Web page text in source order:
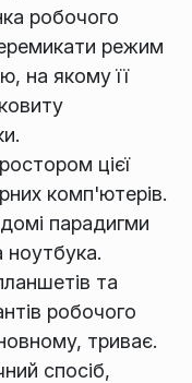
робочого
режим
на якому її
цієї
комп'ютерів.
парадигми
ноутбука.
та
робочого
триває.
спосіб,